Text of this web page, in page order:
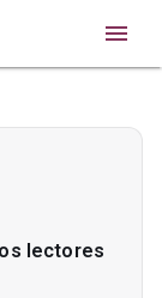

lectores